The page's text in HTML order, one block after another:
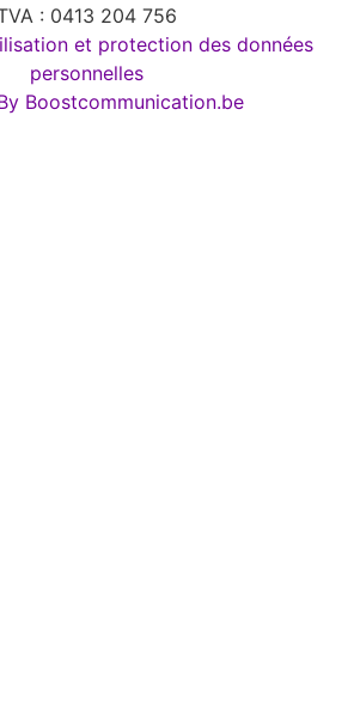
: 0413 204 756
et protection des données
personnelles
Boostcommunication.be